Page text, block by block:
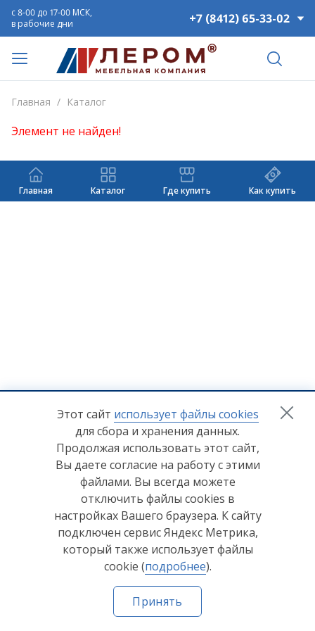
+7 (8412) 65-33-02
с 8-00 до 17-00 МСК,
в рабочие дни
Главная / Каталог
Элемент не найден!
Главная Каталог Где купить Как купить
+7 (8412) 65-33-00
info@lerom.ru
Согласие на обработку персональных данных
Политика конфиденциальности
Согласие на обработку персональных данных Яндекс
© ООО "Мебельная компания "Лером" 2026
Пенза-Онлайн
Этот сайт использует файлы cookies
для сбора и хранения данных.
Продолжая использовать этот сайт,
Вы даете согласие на работу с этими
файлами. Вы всегда можете
отключить файлы cookies в
настройках Вашего браузера. К сайту
подключен сервис Яндекс Метрика,
который также использует файлы
cookie (подробнее).
Принять